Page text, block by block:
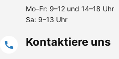
Mo–Fr: 9–12 und 14–18 Uhr
Sa: 9–13 Uhr
Kontaktiere uns